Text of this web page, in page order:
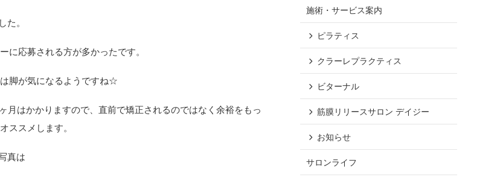
た。
に応募される方が多かったです。
脚が気になるようですね☆
月はかかりますので、直前で矯正されるのではなく余裕をもっ
ススメします。
真は
施術・サービス案内
ピラティス
クラーレプラクティス
ビターナル
筋膜リリースサロン デイジー
お知らせ
サロンライフ